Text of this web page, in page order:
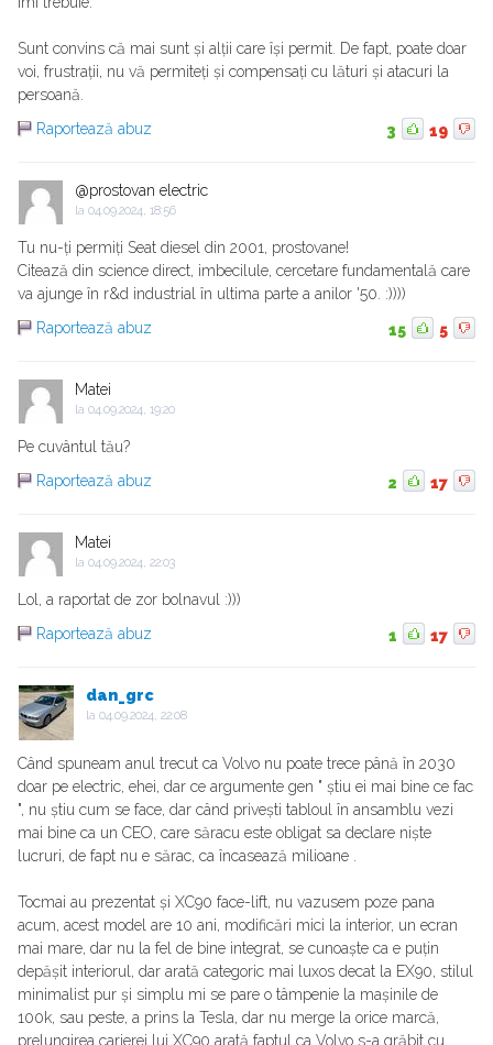
Sunt convins că mai sunt și alții care își permit. De fapt, poate doar
voi, frustrații, nu vă permiteți și compensați cu lături și atacuri la
persoană.
Raportează abuz
3 19
@prostovan electric
la 04.09.2024, 18:56
Tu nu-ți permiți Seat diesel din 2001, prostovane!
Citează din science direct, imbecilule, cercetare fundamentală care
va ajunge în r&d industrial în ultima parte a anilor '50. :))))
Raportează abuz
15 5
Matei
la 04.09.2024, 19:20
Pe cuvântul tău?
Raportează abuz
2 17
Matei
la 04.09.2024, 22:03
Lol, a raportat de zor bolnavul :)))
Raportează abuz
1 17
dan_grc
la 04.09.2024, 22:08
Când spuneam anul trecut ca Volvo nu poate trece până în 2030
doar pe electric, ehei, dar ce argumente gen " știu ei mai bine ce fac
", nu știu cum se face, dar când privești tabloul în ansamblu vezi
mai bine ca un CEO, care săracu este obligat sa declare niște
lucruri, de fapt nu e sărac, ca încasează milioane .
Tocmai au prezentat și XC90 face-lift, nu vazusem poze pana
acum, acest model are 10 ani, modificări mici la interior, un ecran
mai mare, dar nu la fel de bine integrat, se cunoaște ca e puțin
depășit interiorul, dar arată categoric mai luxos decat la EX90, stilul
minimalist pur și simplu mi se pare o tâmpenie la mașinile de
100k, sau peste, a prins la Tesla, dar nu merge la orice marcă,
prelungirea carierei lui XC90 arată faptul ca Volvo s-a grăbit cu